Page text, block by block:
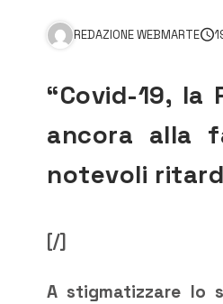
REDAZIONE WEBMARTE
“Covid-19,
ancora alla
notevoli
[/]
A stigmatizzare lo